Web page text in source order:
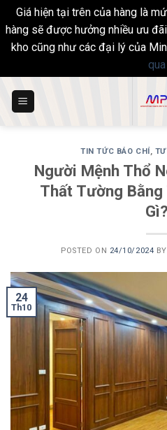
Giá hiện tại trên của hàng là
hàng sẽ được hưởng nhiều ưu
kho cũng như các đại lý của
qua
TIN TỨC BÁO CHÍ,
Người Mệnh Thổ
Thất Tường
Gì?
POSTED ON 24/10/2024 BY
24
Th10